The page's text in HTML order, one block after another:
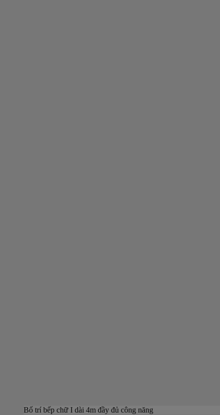
Bố trí bếp chữ I dài 4m đầy đủ công năng